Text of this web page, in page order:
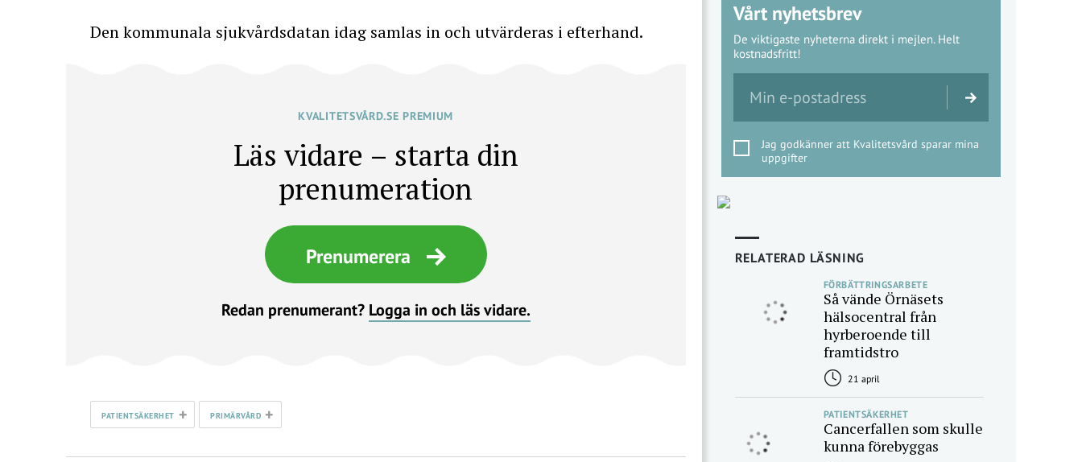
Den kommunala sjukvårdsdatan idag samlas in och utvärderas i efterhand.
KVALITETSVÅRD.SE PREMIUM
Läs vidare – starta din
prenumeration
Prenumerera
Redan prenumerant? Logga in och läs vidare.
PATIENTSÄKERHET + PRIMÄRVÅRD +
Vårt nyhetsbrev
De viktigaste nyheterna direkt i mejlen. Helt
kostnadsfritt!
Jag godkänner att Kvalitetsvård sparar mina
uppgifter
RELATERAD LÄSNING
FÖRBÄTTRINGSARBETE
Så vände Örnäsets
hälsocentral från
hyrberoende till
framtidstro
21 april
PATIENTSÄKERHET
Cancerfallen som skulle
kunna förebyggas